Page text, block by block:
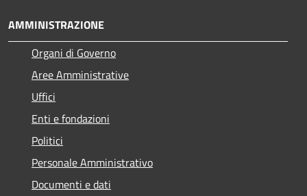
AMMINISTRAZIONE
Organi di Governo
Aree Amministrative
Uffici
Enti e fondazioni
Politici
Personale Amministrativo
Documenti e dati